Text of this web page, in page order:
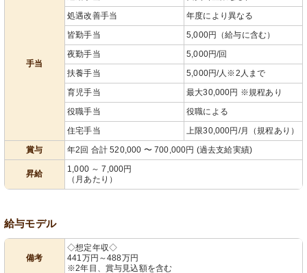
手当
処遇改善手当
年度により異なる
皆勤手当
5,000円（給与に含む）
夜勤手当
5,000円/回
扶養手当
5,000円/人※2人まで
育児手当
最大30,000円 ※規程あり
役職手当
役職による
住宅手当
上限30,000円/月（規程あり）
賞与
年2回 合計 520,000 〜 700,000円 (過去支給実績)
昇給
1,000 ～ 7,000円
（月あたり）
給与モデル
備考
◇想定年収◇
441万円～488万円
※2年目、賞与見込額を含む